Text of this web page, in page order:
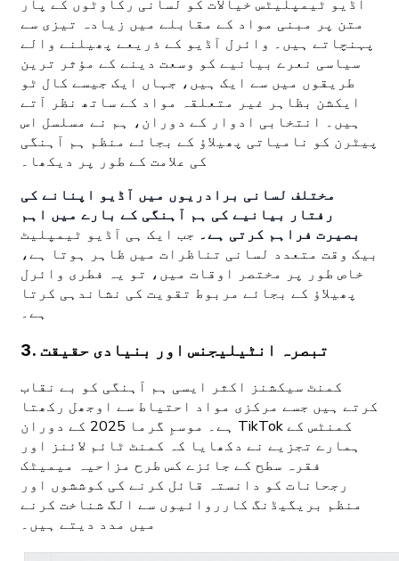
آڈیو ٹیمپلیٹس خیالات کو لسانی رکاوٹوں کے پار
متن پر مبنی مواد کے مقابلے میں زیادہ تیزی سے
پہنچاتے ہیں۔ وائرل آڈیو کے ذریعے پھیلنے والے
سیاسی نعرے بیانیے کو وسعت دینے کے مؤثر ترین
طریقوں میں سے ایک ہیں، جہاں ایک جیسے کال ٹو
ایکشن بظاہر غیر متعلقہ مواد کے ساتھ نظر آتے
ہیں۔ انتخابی ادوار کے دوران، ہم نے مسلسل اس
پیٹرن کو نامیاتی پھیلاؤ کے بجائے منظم ہم آہنگی
کی علامت کے طور پر دیکھا۔
مختلف لسانی برادریوں میں آڈیو اپنانے کی
رفتار بیانیے کی ہم آہنگی کے بارے میں اہم
بصیرت فراہم کرتی ہے۔ جب ایک ہی آڈیو ٹیمپلیٹ
بیک وقت متعدد لسانی تناظرات میں ظاہر ہوتا ہے،
خاص طور پر مختصر اوقات میں، تو یہ فطری وائرل
پھیلاؤ کے بجائے مربوط تقویت کی نشاندہی کرتا
ہے۔
3. تبصرہ انٹیلیجنس اور بنیادی حقیقت
کمنٹ سیکشنز اکثر ایسی ہم آہنگی کو بے نقاب
کرتے ہیں جسے مرکزی مواد احتیاط سے اوجھل رکھتا
ہے۔ موسمِ گرما 2025 کے دوران TikTok کمنٹس کے
ہمارے تجزیے نے دکھایا کہ کمنٹ ٹائم لائنز اور
فقرہ سطح کے جائزے کس طرح مزاحیہ میمیٹک
رجحانات کو دانستہ قائل کرنے کی کوششوں اور
منظم بریگیڈنگ کارروائیوں سے الگ شناخت کرنے
میں مدد دیتے ہیں۔